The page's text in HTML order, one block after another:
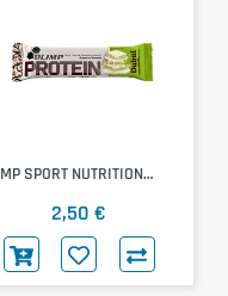
SPORT NUTRITION
Style, 40g)
2,50 €